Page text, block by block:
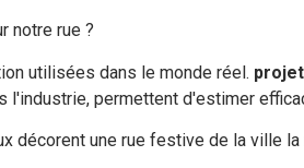
notre rue ?
utilisées dans le monde réel.
l'industrie, permettent d'estimer